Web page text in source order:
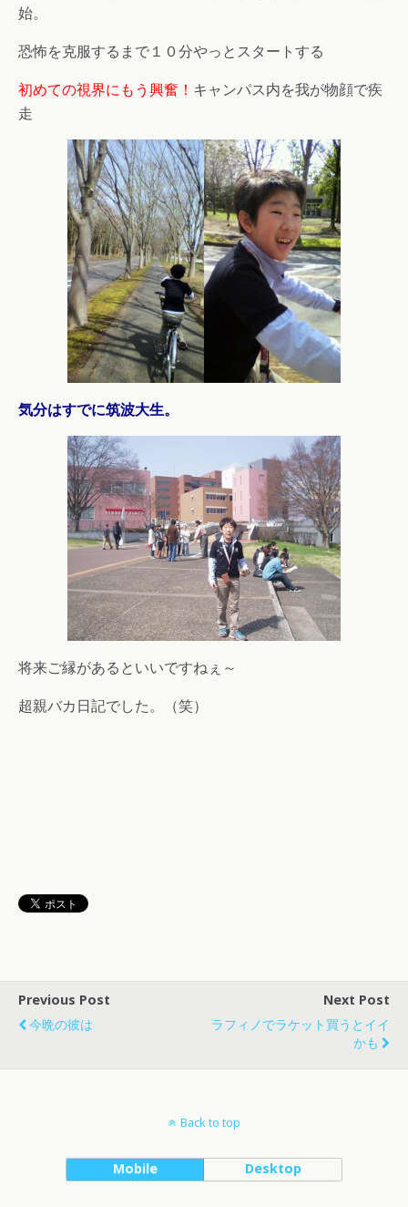
始。
恐怖を克服するまで１０分やっとスタートする
初めての視界にもう興奮！ キャンパス内を我が物顔で疾
走
気分はすでに筑波大生。
将来ご縁があるといいですねぇ～
超親バカ日記でした。（笑）
Previous Post
今晩の彼は
Next Post
ラフィノでラケット買うとイイ
かも
Back to top
Mobile Desktop